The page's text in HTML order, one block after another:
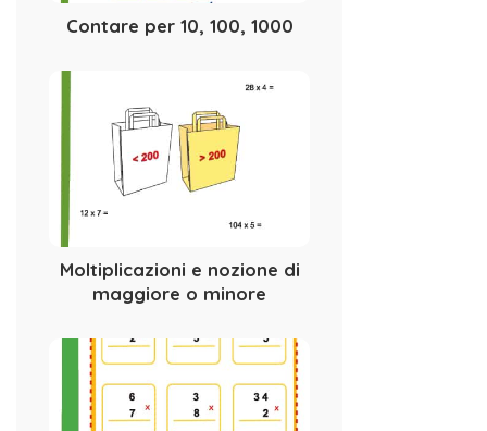
Contare per 10, 100, 1000
Moltiplicazioni e nozione di
maggiore o minore